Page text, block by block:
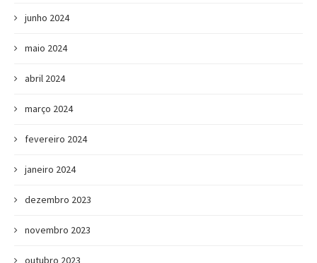
junho 2024
maio 2024
abril 2024
março 2024
fevereiro 2024
janeiro 2024
dezembro 2023
novembro 2023
outubro 2023